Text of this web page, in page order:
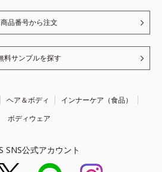
商品番号から注文
料サンプルを探す
ヘア＆ボディ
インナーケア（食品）
ボディウェア
SNS公式アカウント